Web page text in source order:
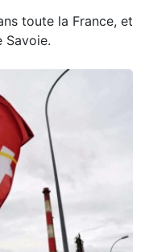
toute la France, et
Savoie.